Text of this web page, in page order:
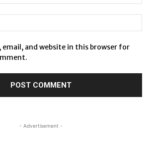
email, and website in this browser for
- Advertisement -